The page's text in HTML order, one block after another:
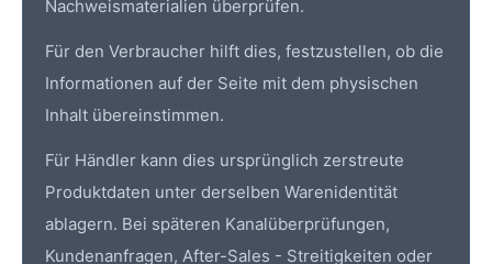
Nachweismaterialien überprüfen.
Für den Verbraucher hilft dies, festzustellen, ob die
Informationen auf der Seite mit dem physischen
Inhalt übereinstimmen.
Für Händler kann dies ursprünglich zerstreute
Produktdaten unter derselben Warenidentität
ablagern. Bei späteren Kanalüberprüfungen,
Kundenanfragen, After-Sales - Streitigkeiten oder